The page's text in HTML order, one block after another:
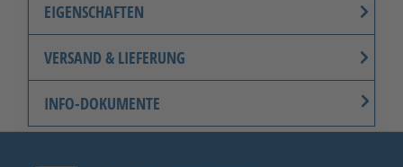
EIGENSCHAFTEN
VERSAND & LIEFERUNG
INFO-DOKUMENTE